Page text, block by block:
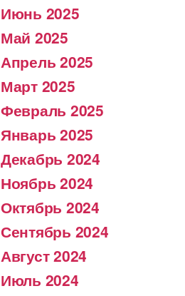
Июнь 2025
Май 2025
Апрель 2025
Март 2025
Февраль 2025
Январь 2025
Декабрь 2024
Ноябрь 2024
Октябрь 2024
Сентябрь 2024
Август 2024
Июль 2024